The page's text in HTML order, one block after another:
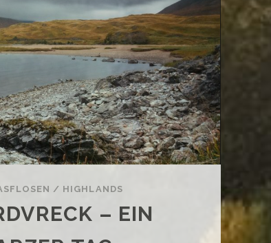
/ HIGHLANDS
– EIN